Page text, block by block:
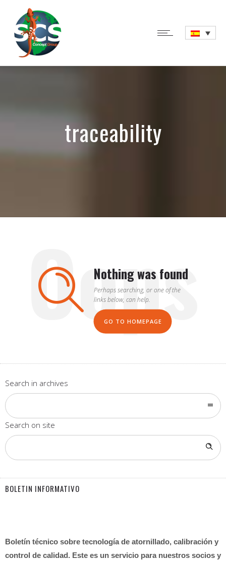
traceability
Oops
Nothing was found
Perhaps searching, or one of the
links below, can help.
GO TO HOMEPAGE
Search in archives
Search on site
BOLETIN INFORMATIVO
Boletín técnico sobre tecnología de atornillado, calibración y
control de calidad. Este es un servicio para nuestros socios y